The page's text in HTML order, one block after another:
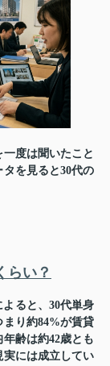
一度は聞いたこと
を見ると30代の
らい？
ると、30代単身
り 約84%が賃貸
齢は約42歳とも
実には成立してい